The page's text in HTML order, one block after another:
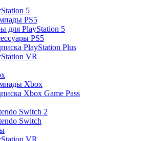
5
PS5
для PlayStation 5
PS5
PlayStation Plus
VR
Xbox
Xbox Game Pass
Switch 2
Switch